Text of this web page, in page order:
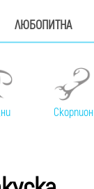
ЛЮБОПИТНА
Скорпион